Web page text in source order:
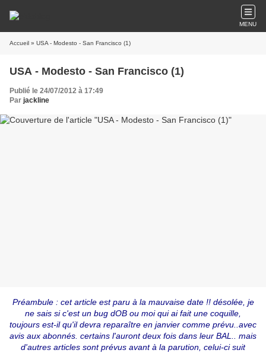
MENU
Accueil » USA - Modesto - San Francisco (1)
USA - Modesto - San Francisco (1)
Publié le 24/07/2012 à 17:49
Par jackline
Préambule : cet article est paru à la mauvaise date !! désolée, je
ne sais si c'est un bug dOB ou moi qui ai fait une coquille,
toujours est-il qu'il devra reparaître en janvier comme prévu..avec
avis aux abonnés. certains l'auront deux fois dans leur BAL.. mais
d'autres articles sont prévus avant à la parution, celui-ci suit